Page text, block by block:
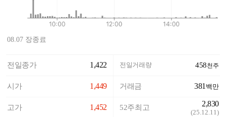
08.07 장종료
전일종가 1,422
시가 1,449
고가 1,452
전일거래량 458천주
거래금 381 백만
52주최고 2,830
(25.12.11)